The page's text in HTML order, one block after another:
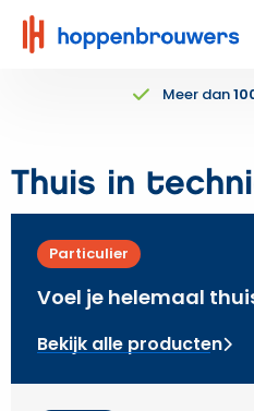
Hoppenbrouwers
|
Meer dan
Thuis in
Particulier
Voel je helemaal
Bekijk alle producten